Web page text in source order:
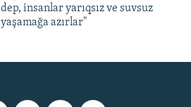
dep, insanlar yarıqsız ve suvsuz
yaşamağa azırlar"